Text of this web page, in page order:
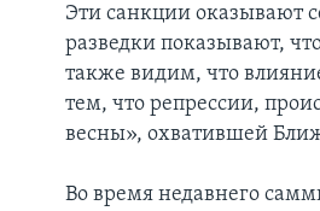
Эти санкции оказывают
разведки показывают,
также видим, что
тем, что репрессии,
весны», охватившей
Во время недавнего